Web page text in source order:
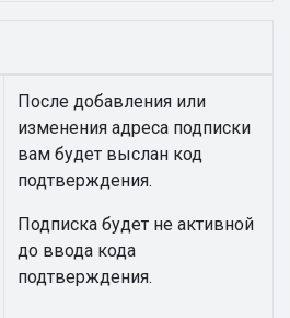
После добавления или
изменения адреса подписки
вам будет выслан код
подтверждения.
Подписка будет не активной
до ввода кода
подтверждения.